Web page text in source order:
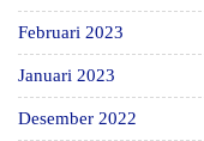
Februari 2023
Januari 2023
Desember 2022